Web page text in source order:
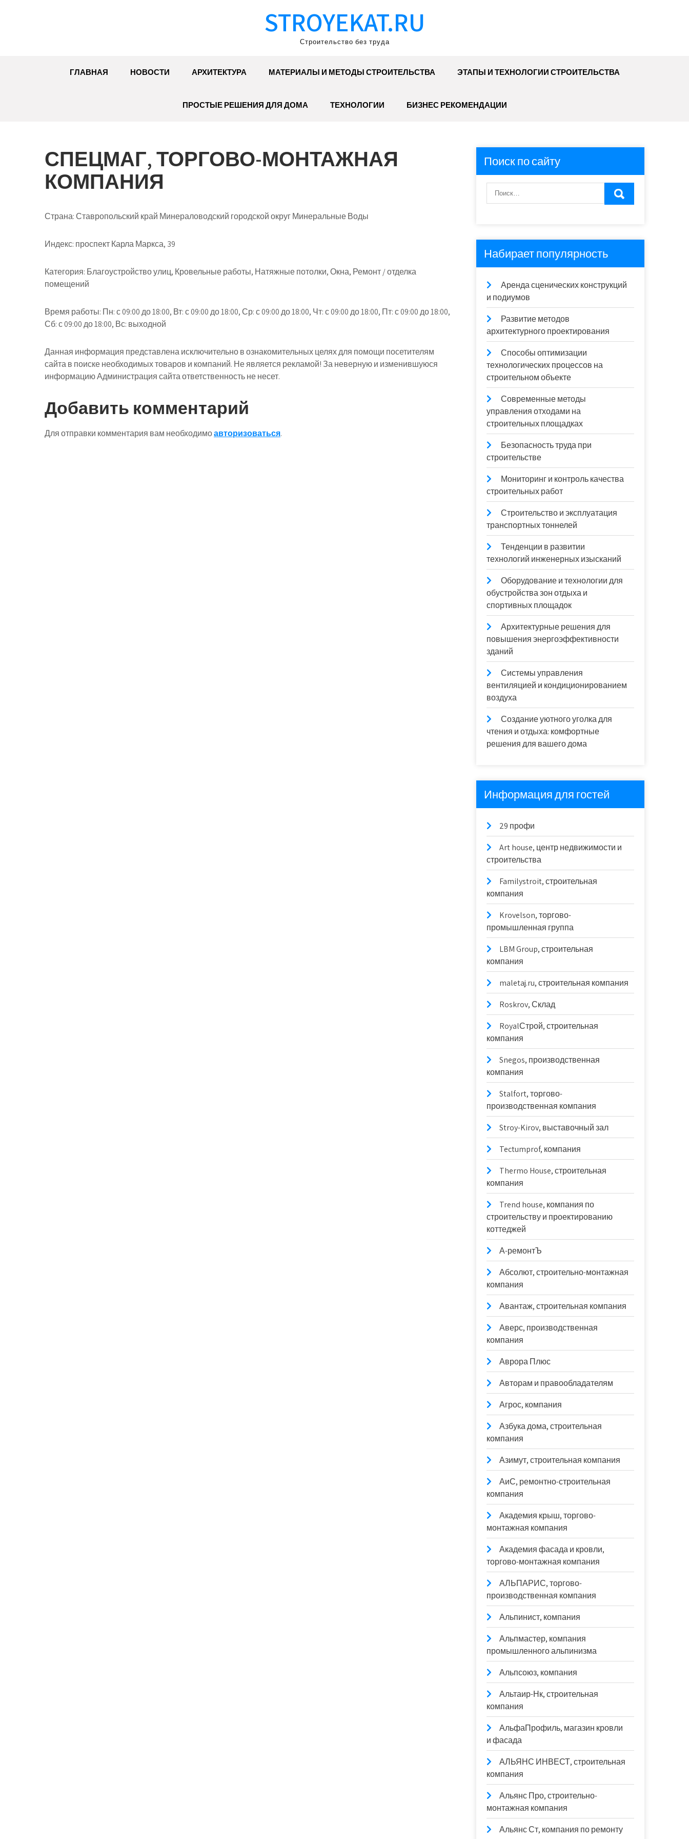
STROYEKAT.RU
Строительство без труда
ГЛАВНАЯ НОВОСТИ АРХИТЕКТУРА МАТЕРИАЛЫ И МЕТОДЫ СТРОИТЕЛЬСТВА ЭТАПЫ И ТЕХНОЛОГИИ СТРОИТЕЛЬСТВА
ПРОСТЫЕ РЕШЕНИЯ ДЛЯ ДОМА ТЕХНОЛОГИИ БИЗНЕС РЕКОМЕНДАЦИИ
СПЕЦМАГ, ТОРГОВО-МОНТАЖНАЯ
КОМПАНИЯ
Страна: Ставропольский край Минераловодский городской округ Минеральные Воды
Индекс: проспект Карла Маркса, 39
Категория: Благоустройство улиц, Кровельные работы, Натяжные потолки, Окна, Ремонт / отделка
помещений
Время работы: Пн: с 09:00 до 18:00, Вт: с 09:00 до 18:00, Ср: с 09:00 до 18:00, Чт: с 09:00 до 18:00, Пт: с 09:00 до 18:00,
Сб: с 09:00 до 18:00, Вс: выходной
Данная информация представлена исключительно в ознакомительных целях для помощи посетителям
сайта в поиске необходимых товаров и компаний. Не является рекламой! За неверную и изменившуюся
информацию Администрация сайта ответственность не несет.
Добавить комментарий
Для отправки комментария вам необходимоавторизоваться.
Поиск по сайту
Набирает популярность
Аренда сценических конструкций
и подиумов
Развитие методов
архитектурного проектирования
Способы оптимизации
технологических процессов на
строительном объекте
Современные методы
управления отходами на
строительных площадках
Безопасность труда при
строительстве
Мониторинг и контроль качества
строительных работ
Строительство и эксплуатация
транспортных тоннелей
Тенденции в развитии
технологий инженерных изысканий
Оборудование и технологии для
обустройства зон отдыха и
спортивных площадок
Архитектурные решения для
повышения энергоэффективности
зданий
Системы управления
вентиляцией и кондиционированием
воздуха
Создание уютного уголка для
чтения и отдыха: комфортные
решения для вашего дома
Информация для гостей
29 профи
Art house, центр недвижимости и
строительства
Familystroit, строительная
компания
Krovelson, торгово-
промышленная группа
LBM Group, строительная
компания
maletaj.ru, строительная компания
Roskrov, Склад
RoyalСтрой, строительная
компания
Snegos, производственная
компания
Stalfort, торгово-
производственная компания
Stroy-Kirov, выставочный зал
Tectumprof, компания
Thermo House, строительная
компания
Trend house, компания по
строительству и проектированию
коттеджей
А-ремонтЪ
Абсолют, строительно-монтажная
компания
Авантаж, строительная компания
Аверс, производственная
компания
Аврора Плюс
Авторам и правообладателям
Агрос, компания
Азбука дома, строительная
компания
Азимут, строительная компания
АиС, ремонтно-строительная
компания
Академия крыш, торгово-
монтажная компания
Академия фасада и кровли,
торгово-монтажная компания
АЛЬПАРИС, торгово-
производственная компания
Альпинист, компания
Альпмастер, компания
промышленного альпинизма
Альпсоюз, компания
Альтаир-Нк, строительная
компания
АльфаПрофиль, магазин кровли
и фасада
АЛЬЯНС ИНВЕСТ, строительная
компания
Альянс Про, строительно-
монтажная компания
Альянс Ст, компания по ремонту